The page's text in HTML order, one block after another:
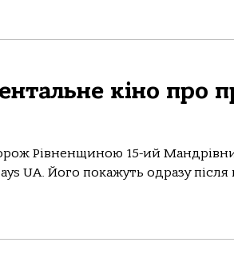
кіно про
Рівненщиною 15-ий
UA. Його покажуть одразу після